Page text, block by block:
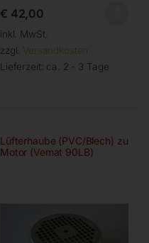
€ 42,00
inkl. MwSt.
zzgl. Versandkosten
Lieferzeit: ca. 2 - 3 Tage
Lüfterhaube (PVC/Blech) zu
Motor (Vemat 90LB)